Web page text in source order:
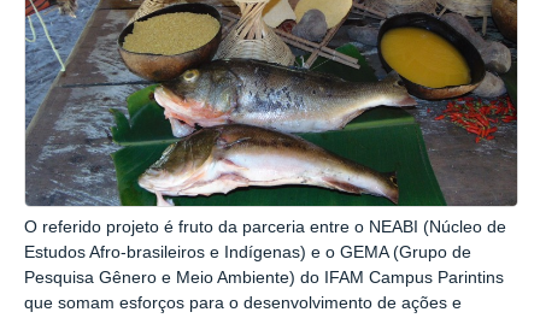
O referido projeto é fruto da parceria entre o NEABI (Núcleo de
Estudos Afro-brasileiros e Indígenas) e o GEMA (Grupo de
Pesquisa Gênero e Meio Ambiente) do IFAM Campus Parintins
que somam esforços para o desenvolvimento de ações e